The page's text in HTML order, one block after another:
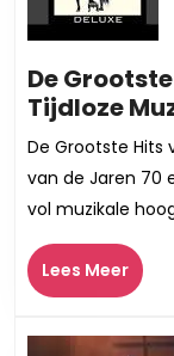
De
Tijdloze
De Grootste Hits
van de Jaren 70
vol muzikale
Lees MeerLees
Meer